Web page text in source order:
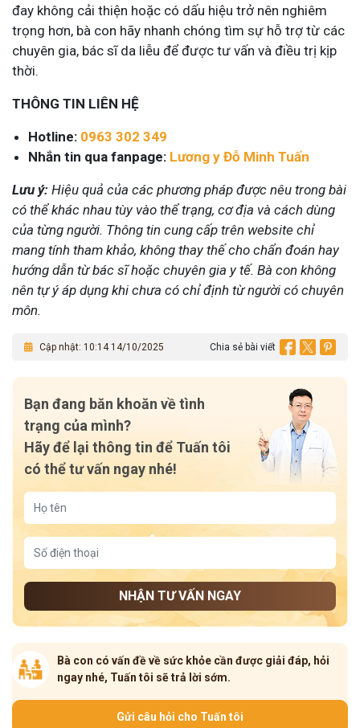
đay không cải thiện hoặc có dấu hiệu trở nên nghiêm
trọng hơn, bà con hãy nhanh chóng tìm sự hỗ trợ từ các
chuyên gia, bác sĩ da liễu để được tư vấn và điều trị kịp
thời.
THÔNG TIN LIÊN HỆ
Hotline: 0963 302 349
Nhắn tin qua fanpage: Lương y Đỗ Minh Tuấn
Lưu ý: Hiệu quả của các phương pháp được nêu trong bài
có thể khác nhau tùy vào thể trạng, cơ địa và cách dùng
của từng người. Thông tin cung cấp trên website chỉ
mang tính tham khảo, không thay thế cho chẩn đoán hay
hướng dẫn từ bác sĩ hoặc chuyên gia y tế. Bà con không
nên tự ý áp dụng khi chưa có chỉ định từ người có chuyên
môn.
Cập nhật: 10:14 14/10/2025 Chia sẻ bài viết
Bạn đang băn khoăn về tình
trạng của mình?
Hãy để lại thông tin để Tuấn tôi
có thể tư vấn ngay nhé!
NHẬN TƯ VẤN NGAY
Bà con có vấn đề về sức khỏe cần được giải đáp, hỏi
ngay nhé, Tuấn tôi sẽ trả lời sớm.
Gửi câu hỏi cho Tuấn tôi